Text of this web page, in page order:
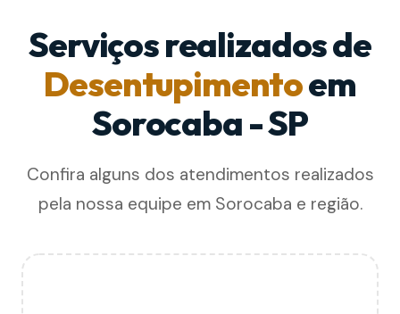
Serviços realizados de
Desentupimentoem
Sorocaba - SP
Confira alguns dos atendimentos realizados
pela nossa equipe em Sorocaba e região.